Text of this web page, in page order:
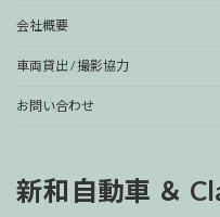
会社概要
車両貸出 / 撮影協力
お問い合わせ
新和自動車 ＆